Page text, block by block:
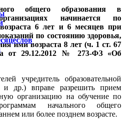
общего образования в
начинается по
6 лет и 6 месяцев при
по состоянию здоровья,
ими возраста 8 лет (ч. 1 ст. 67
от 29.12.2012 № 273-ФЗ «Об
учредитель образовательной
и др.) вправе разрешить прием
организацию на обучение по
начального общего
или более позднем возрасте.